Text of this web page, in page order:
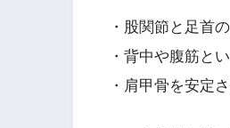
・股関節と足首
・背中や腹筋と
・肩甲骨を安定